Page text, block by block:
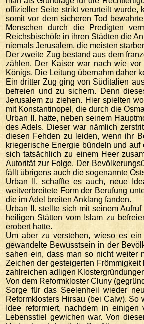
offizieller Seite strikt verurteilt wurde,
somit vor dem sicheren Tod
Menschen durch die Predigten
Reichsbischöfe in ihren Städten die
niemals Jerusalem, die meisten
Der zweite Zug bestand aus dem
zählen. Der Kaiser war nach wie
Königs. Die Leitung übernahm daher
Ein dritter Zug ging von Süditalien
befreien und zu sichern. Denn
Jerusalem zu ziehen. Hier spielten
mit Konstantinopel, die durch die
Urban II. hatte, neben seinem
des Adels. Dieser war nämlich
diesen Fehden zu leiden, wenn ihr
kriegerische Energie bündeln und
sich tatsächlich zu einem Heer
Autorität zur Folge. Der
fällt übrigens auch die sogenannte
Urban II. schaffte es auch, neue
weitverbreitete Form der Berufung
die im Adel breiten Anklang fanden.
Urban II. stellte sich mit seinem
heiligen Stätten vom Islam zu
erobert hatte.
Um aber zu verstehen, wieso es
gewandelte Bewusstsein in der
sahen ein, dass man so nicht weiter
Zeichen der gesteigerten
zahlreichen adligen
Von dem Reformkloster Cluny
Sorge für das Seelenheil wieder
Reformklosters Hirsau (bei Calw).
Idee reformiert, nachdem in
Lebensstiel gewichen war. Von